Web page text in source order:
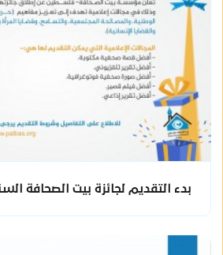
بدء التقديم لجائزة بيت الصحافة السنوية